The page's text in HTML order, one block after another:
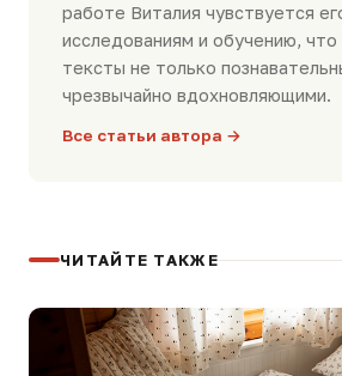
работе Виталия чувствуется
исследованиям и обучению, что
тексты не только
чрезвычайно вдохновляющими.
Все статьи автора →
ЧИТАЙТЕ ТАКЖЕ